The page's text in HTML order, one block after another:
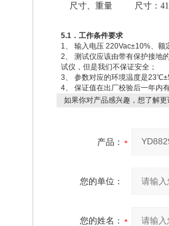
尺寸、重量
尺寸：41
5.1 ．工作条件要求
1、 输入电压 220Vac±10%、
2、 测试仪应该由带有保护接地
试仪，但是我们不保证安全；
3、 参数对应的环境温度是
4、 保证值在出厂校验后一年内
如果你对产品感兴趣，想了解
产品：
您的单位：
您的姓名：